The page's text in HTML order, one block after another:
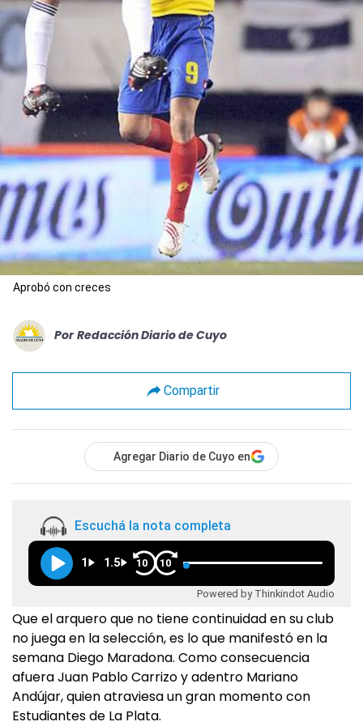
Aprobó con creces
Por Redacción Diario de Cuyo
Compartir
Agregar Diario de Cuyo en
Escuchá la nota completa
1 1.5 10 10
Powered by Thinkindot Audio
Que el arquero que no tiene continuidad en su club
no juega en la selección, es lo que manifestó en la
semana Diego Maradona. Como consecuencia
afuera Juan Pablo Carrizo y adentro Mariano
Andújar, quien atraviesa un gran momento con
Estudiantes de La Plata.